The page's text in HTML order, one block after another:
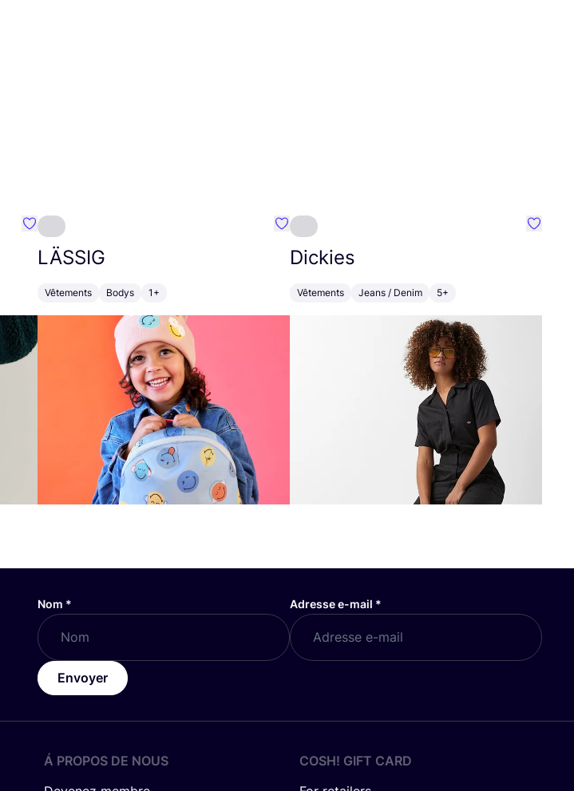
Préféré {nom}
LÄSSIG
Vêtements Bodys 1+
Préféré {nom}
Dickies
Vêtements Jeans / Denim 5+
Nom * Adresse e-mail *
Envoyer
Á PROPOS DE NOUS
COSH! GIFT CARD